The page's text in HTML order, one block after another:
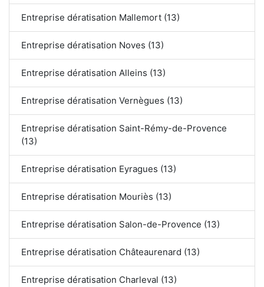
Entreprise dératisation Mallemort (13)
Entreprise dératisation Noves (13)
Entreprise dératisation Alleins (13)
Entreprise dératisation Vernègues (13)
Entreprise dératisation Saint-Rémy-de-Provence
(13)
Entreprise dératisation Eyragues (13)
Entreprise dératisation Mouriès (13)
Entreprise dératisation Salon-de-Provence (13)
Entreprise dératisation Châteaurenard (13)
Entreprise dératisation Charleval (13)